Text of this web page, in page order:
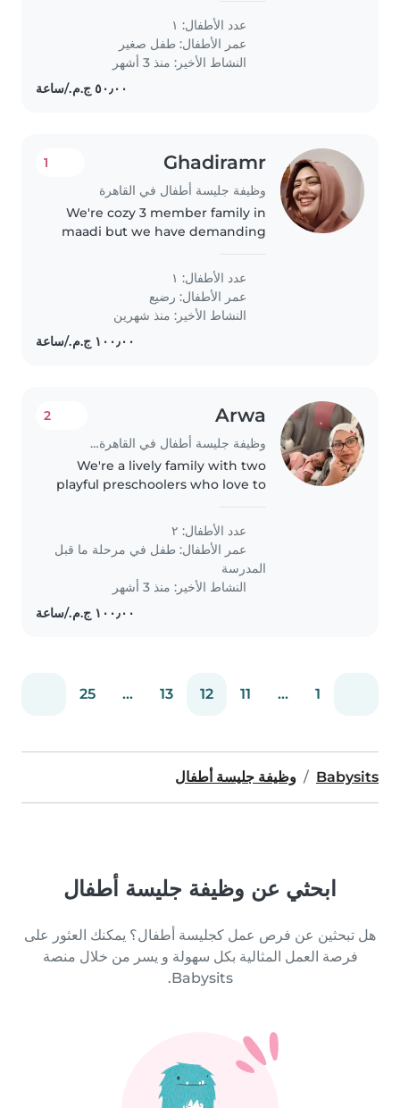
محدد في اليوم لحين انتهاء من الشغل ،
السكن قريب من كارفور سيتي سنتر..
عدد الأطفال: ١
عمر الأطفال: طفل صغير
النشاط الأخير: منذ 3 أشهر
Ghadiramr
وظيفة جليسة أطفال في القاهرة
1
We're cozy 3 member family in
maadi but we have demanding
take care of the baby overnight
عدد الأطفال: ١
عمر الأطفال: رضيع
النشاط الأخير: منذ شهرين
Arwa
وظيفة جليسة أطفال في القاهرة الجديدة
2
We're a lively family with two
playful preschoolers who love to
for a warm and energetic
**Babysitter or Nanny** who can
engage with our kids and help..
عدد الأطفال: ٢
عمر الأطفال: طفل في مرحلة ما قبل
المدرسة
النشاط الأخير: منذ 3 أشهر
1
...
11
12
13
...
25
Babysits وظيفة جليسة أطفال
ابحثي عن وظيفة جليسة أطفال
هل تبحثين عن فرص عمل كجليسة أطفال؟ يمكنك العثور على
فرصة العمل المثالية بكل سهولة و يسر من خلال منصة
Babysits.